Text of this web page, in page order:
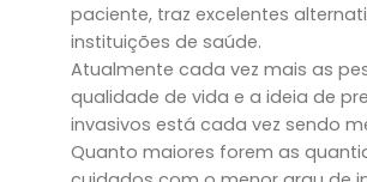
paciente, traz excelentes
instituições de saúde.
Atualmente cada vez mais as
qualidade de vida e a ideia de
invasivos está cada vez sendo
Quanto maiores forem as